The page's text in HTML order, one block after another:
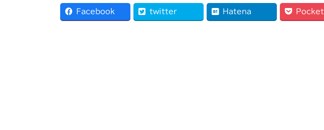
Facebook twitter Hatena Pocket